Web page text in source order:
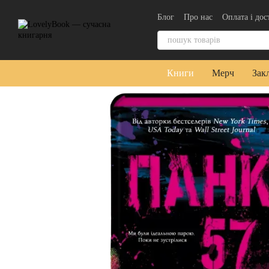
Блог
Про нас
Оплата і
Контактна інформація
Книги Мерч